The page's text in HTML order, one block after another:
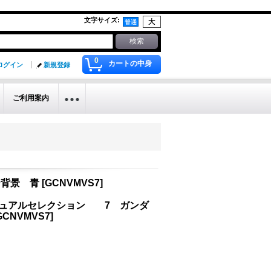
文字サイズ:
0 カートの中身
グイン 新規登録
ご利用案内
背景 青 [GCNVMVS7]
アルセレクション 7 ガンダ
]